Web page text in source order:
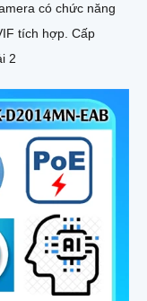
có chức năng
hợp. Cấp
2